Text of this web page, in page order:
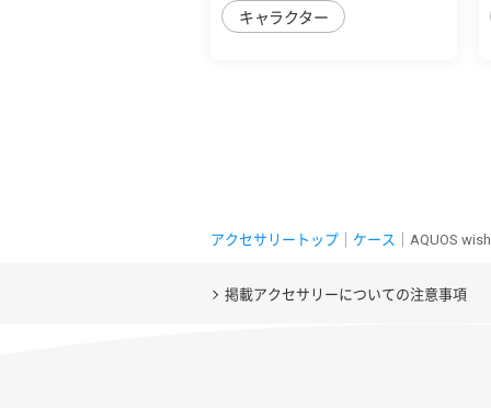
キャラクター
アクセサリートップ ケース ｜AQUOS
掲載アクセサリーについての注意事項